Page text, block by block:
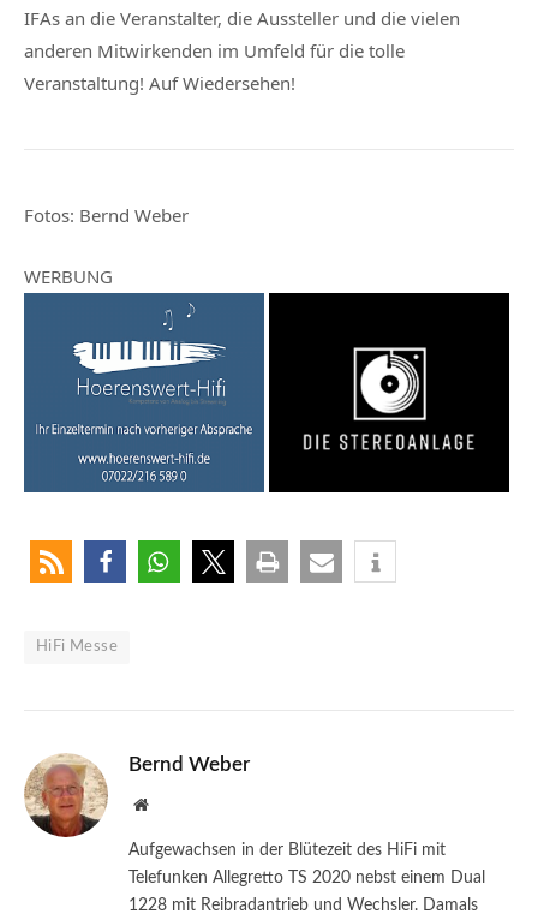
IFAs an die Veranstalter, die Aussteller und die vielen
anderen Mitwirkenden im Umfeld für die tolle
Veranstaltung! Auf Wiedersehen!
Fotos: Bernd Weber
WERBUNG
HiFi Messe
Bernd Weber
Website
Aufgewachsen in der Blütezeit des HiFi mit
Telefunken Allegretto TS 2020 nebst einem Dual
1228 mit Reibradantrieb und Wechsler. Damals